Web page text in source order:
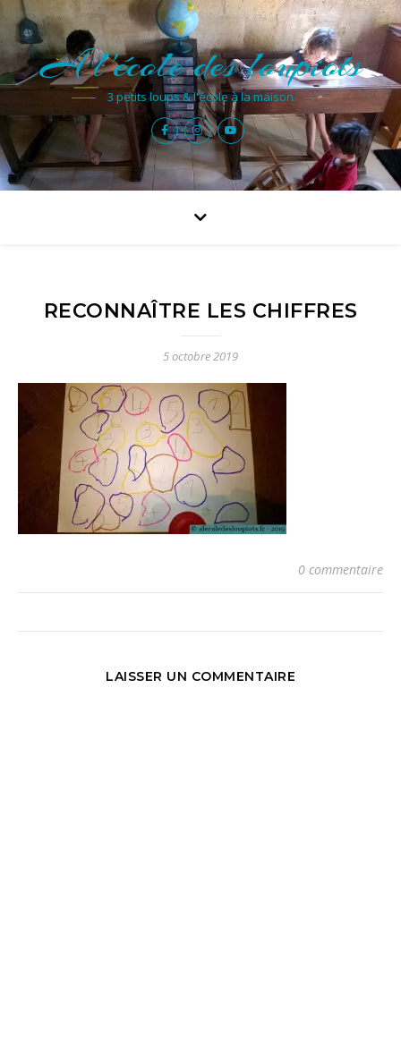
A l'école des loupiots
3 petits loups & l'école à la maison
RECONNAÎTRE LES CHIFFRES
5 octobre 2019
0 commentaire
LAISSER UN COMMENTAIRE